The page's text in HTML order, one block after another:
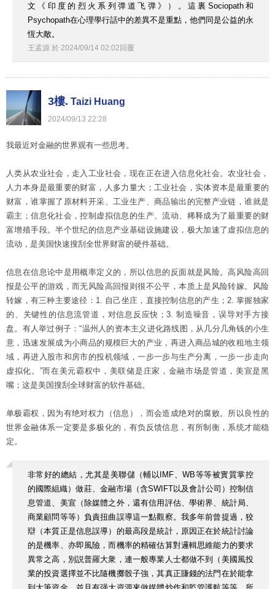
文《印度的烈火系列弹道飞弹》）。這裏Sociopath和
Psychopath在心理學行話中的差異不是重點，他們同是公益的永
恆大敵。
王孟源 於 2024/09/14 02:02回覆
3樓. Taizi Huang
2024/09/13 22:28
我最近对金融的世界观有一些思考。
人类从农业社会，走入工业社会，现在正在进入信息化社会。农业社会，
人力本身是最重要的财富，人多力量大；工业社会，实体资本是最重要的
财富，谁掌握了原材料开采、工业生产、商品输出的完整产业链，谁就是
霸主；信息化社会，控制虚拟信息的生产、流动、稀释成为了最重要的财
富增殖手段。半个世纪的信息产业基础设施建设，极大加速了虚拟信息的
流动，是美国快速搜刮全世界财富的硬件基础。
信息在信息论中是用概率定义的，所以信息的反面就是风险。高风险高回
报是公平的游戏，而无风险高回报则很不公平，本质上是风险转嫁。风险
转嫁，有三种主要途径：1. 自己坐庄，直接控制信息的产生；2. 掌握独家
的、关键性的信息流管道，对信息反应快；3. 制造噪音，误导对手方接
盘。有人举过例子：“温州人的资本主义进化路线图，从几分几角钱的小生
意，迅速发展成为小商品的规模巨大的产业，再进入商品城的收租地主领
域，再进入股市和房市的投机领域，一步一步与生产分离，一步一步走向
虚拟化。”而在美元霸权中，美联储是庄家，金融市场是管道，美宣是黑
嘴；这是美国搜刮全球财富的软件基础。
单极霸权，因为有绝对权力（信息），而会造成绝对的腐败。所以良性的
世界金融体系一定要是多极化的，有负反馈信息，有所制衡，系统才能稳
定。
非常好的總結，尤其是美聯儲（輔以IMF、WB等等被實質掌控
的國際組織）做莊、金融市場（含SWIFT以及會計公司）控制信
息管道、美宣（除媒體之外，還有信用評估、學術界、統計局、
商業顧問等等）負責扭曲誤導這一點觀察。我多年前曾提過，狡
辯（本質正是信息誤導）的最高段是統計，原因正在於統計討論
的是機率、亦即風險，而機率的精確估算對邏輯思維能力的要求
異常之高，別説普羅大衆，連一般專業人士都做不到（美國風投
業的投資選擇並不比隨機擲骰子強，其真正賺錢的法門在於能拿